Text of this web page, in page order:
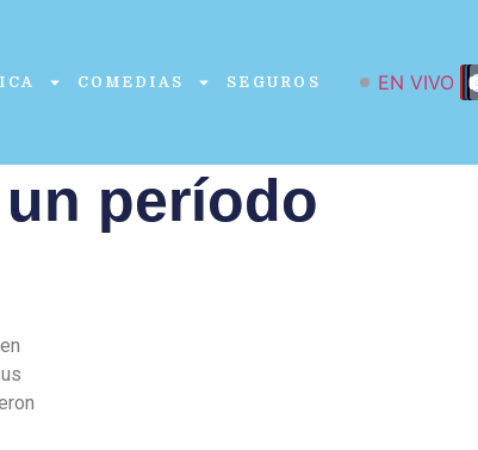
COMEDIAS SEGUROS EN VIVO
período